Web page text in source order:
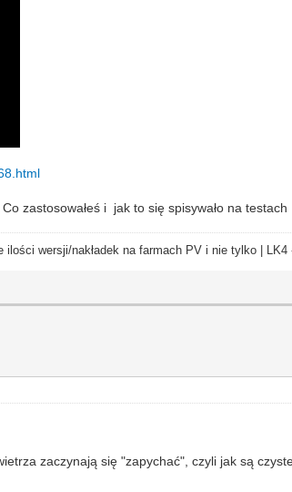
zastosowałeś i jak to się spisywało na testach
wersji/nakładek na farmach PV i nie tylko |
zaczynają się "zapychać", czyli jak są